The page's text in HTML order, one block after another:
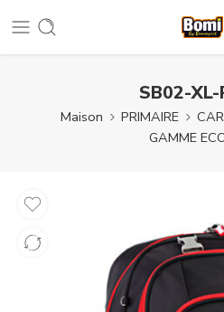
SB02-
Maison PRIMAIRE
GAMME